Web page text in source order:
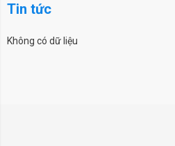
Tin tức
Không có dữ liệu